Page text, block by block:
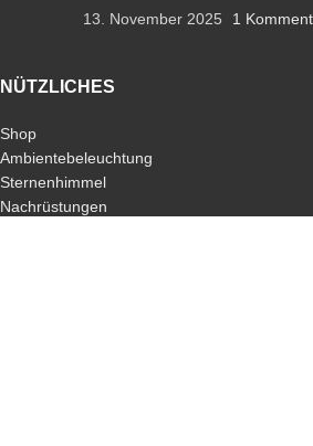
13. November 2025
1
NÜTZLICHES
Shop
Ambientebeleuchtung
Sternenhimmel
Nachrüstungen